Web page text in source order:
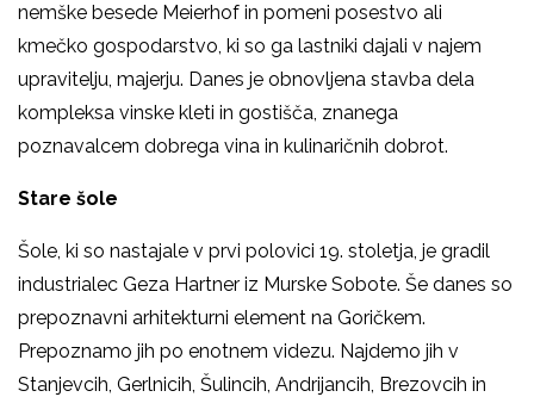
nemške besede Meierhof in pomeni posestvo ali
kmečko gospodarstvo, ki so ga lastniki dajali v najem
upravitelju, majerju. Danes je obnovljena stavba dela
kompleksa vinske kleti in gostišča, znanega
poznavalcem dobrega vina in kulinaričnih dobrot.
Stare šole
Šole, ki so nastajale v prvi polovici 19. stoletja, je gradil
industrialec Geza Hartner iz Murske Sobote. Še danes so
prepoznavni arhitekturni element na Goričkem.
Prepoznamo jih po enotnem videzu. Najdemo jih v
Stanjevcih, Gerlnicih, Šulincih, Andrijancih, Brezovcih in